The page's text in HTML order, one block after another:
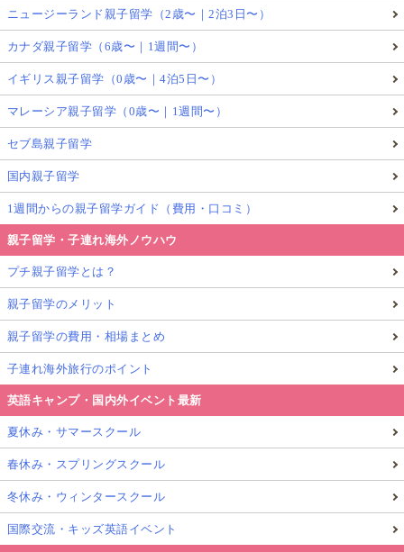
ニュージーランド親子留学（2歳〜｜2泊3日〜）
カナダ親子留学（6歳〜｜1週間〜）
イギリス親子留学（0歳〜｜4泊5日〜）
マレーシア親子留学（0歳〜｜1週間〜）
セブ島親子留学
国内親子留学
1週間からの親子留学ガイド（費用・口コミ）
親子留学・子連れ海外ノウハウ
プチ親子留学とは？
親子留学のメリット
親子留学の費用・相場まとめ
子連れ海外旅行のポイント
英語キャンプ・国内外イベント最新
夏休み・サマースクール
春休み・スプリングスクール
冬休み・ウィンタースクール
国際交流・キッズ英語イベント